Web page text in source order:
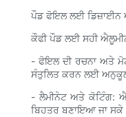
ਪੌਡ ਫੋਇਲ ਲਈ ਡਿਜ਼ਾਈਨ
ਕੌਫੀ ਪੌਡ ਲਈ ਸਹੀ
- ਫੋਇਲ ਦੀ ਰਚਨਾ ਅਤੇ
ਸੰਤੁਲਿਤ ਕਰਨ ਲਈ ਅਨੁਕੂਲ
- ਲੈਮੀਨੇਟ ਅਤੇ ਕੋਟਿੰਗ:
ਬਿਹਤਰ ਬਣਾਇਆ ਜਾ